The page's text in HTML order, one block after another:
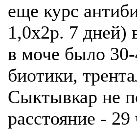
еще курс
1,0х2р. 7 дней)
в моче было
биотики,
Сыктывкар не
расстояние -